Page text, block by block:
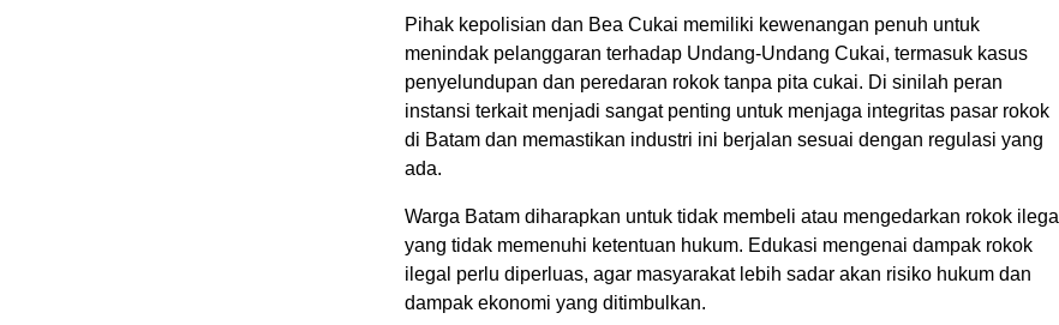
Pihak kepolisian dan Bea Cukai memiliki kewenangan penuh untuk
menindak pelanggaran terhadap Undang-Undang Cukai, termasuk kasus
penyelundupan dan peredaran rokok tanpa pita cukai. Di sinilah peran
instansi terkait menjadi sangat penting untuk menjaga integritas pasar rokok
di Batam dan memastikan industri ini berjalan sesuai dengan regulasi yang
ada.
Warga Batam diharapkan untuk tidak membeli atau mengedarkan rokok ilegal
yang tidak memenuhi ketentuan hukum. Edukasi mengenai dampak rokok
ilegal perlu diperluas, agar masyarakat lebih sadar akan risiko hukum dan
dampak ekonomi yang ditimbulkan.